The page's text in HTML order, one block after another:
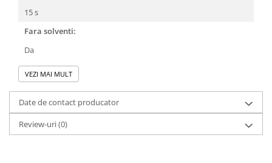
15 s
Fara solventi:
Da
VEZI MAI MULT
Date de contact producator
Review-uri(0)